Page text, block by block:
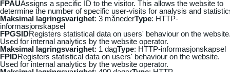
FPAUAssigns a specific ID to the visitor. This allows the website to
determine the number of specific user-visits for analysis and
Maksimal lagringsvarighet: 3 månederType: HTTP-
informasjonskapsel
FPGSIDRegisters statistical data on users' behaviour on the
Used for internal analytics by the website operator.
Maksimal lagringsvarighet: 1 dagType: HTTP-informasjonskapsel
FPIDRegisters statistical data on users' behaviour on the website.
Used for internal analytics by the website operator.